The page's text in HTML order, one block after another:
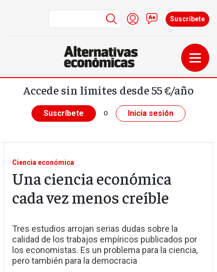
Pasar al contenido principal
Menú de cuenta de
Iniciar sesión
Contacto
Suscríbete
Accede sin límites desde 55 €/año
Suscríbete o Inicia sesión
Ciencia económica
Una ciencia económica
cada vez menos creíble
Tres estudios arrojan serias dudas sobre la
calidad de los trabajos empíricos publicados por
los economistas. Es un problema para la ciencia,
pero también para la democracia